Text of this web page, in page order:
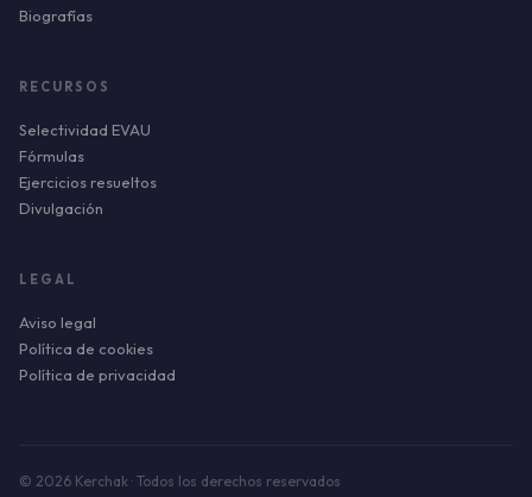
Biografías
RECURSOS
Selectividad EVAU
Fórmulas
Ejercicios resueltos
Divulgación
LEGAL
Aviso legal
Política de cookies
Política de privacidad
© 2026 Kerchak · Todos los derechos reservados